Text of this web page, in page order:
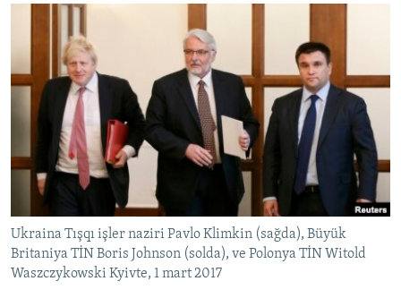
BLOGLAR
FİKİR
Русский
Українською
QOŞULIÑIZ!
Ukraina Tışqı işler naziri Pavlo Klimkin (sağda), Büyük
Britaniya TİN Boris Johnson (solda), ve Polonya TİN Witold
Waszczykowski Kyivte, 1 mart 2017